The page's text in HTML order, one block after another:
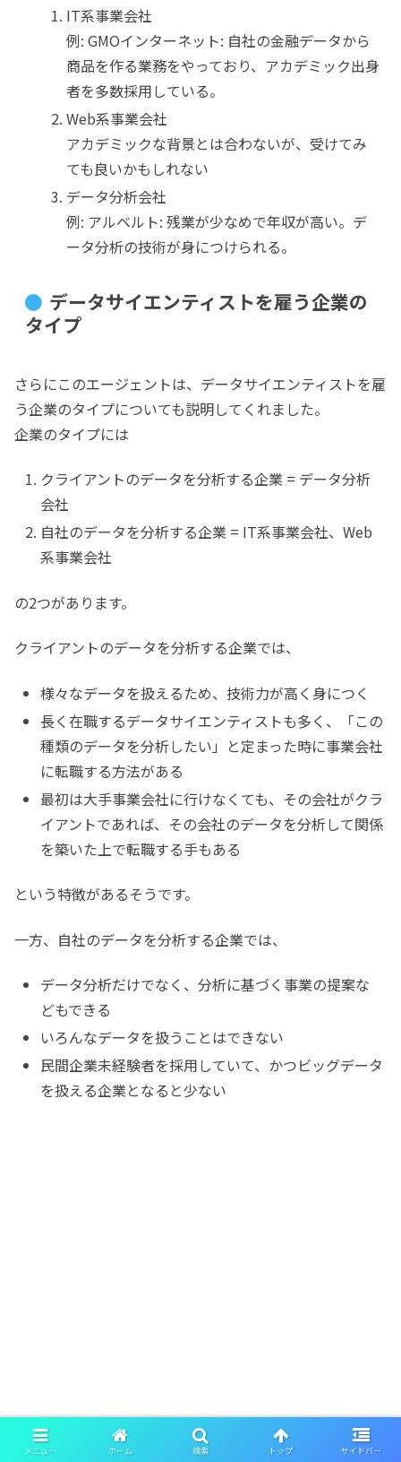
IT系事業会社
例: GMOインターネット: 自社の金融データから
商品を作る業務をやっており、アカデミック出身
者を多数採用している。
Web系事業会社
アカデミックな背景とは合わないが、受けてみ
ても良いかもしれない
データ分析会社
例: アルベルト: 残業が少なめで年収が高い。デ
ータ分析の技術が身につけられる。
データサイエンティストを雇う企業の
タイプ
さらにこのエージェントは、データサイエンティストを雇
う企業のタイプについても説明してくれました。
企業のタイプには
クライアントのデータを分析する企業 = データ分析
会社
自社のデータを分析する企業 = IT系事業会社、Web
系事業会社
の2つがあります。
クライアントのデータを分析する企業では、
様々なデータを扱えるため、技術力が高く身につく
長く在職するデータサイエンティストも多く、「この
種類のデータを分析したい」と定まった時に事業会社
に転職する方法がある
最初は大手事業会社に行けなくても、その会社がクラ
イアントであれば、その会社のデータを分析して関係
を築いた上で転職する手もある
という特徴があるそうです。
一方、自社のデータを分析する企業では、
データ分析だけでなく、分析に基づく事業の提案な
どもできる
いろんなデータを扱うことはできない
民間企業未経験者を採用していて、かつビッグデータ
を扱える企業となると少ない
メニュー ホーム 検索 トップ サイドバー